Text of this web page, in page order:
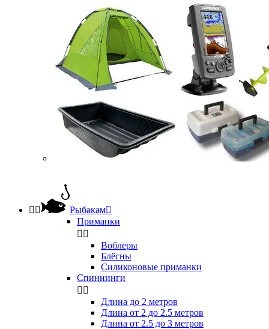
  Рыбакам
Приманки
 
Воблеры
Блёсны
Силиконовые приманки
Спиннинги
 
Длина до 2 метров
Длина от 2 до 2.5 метров
Длина от 2.5 до 3 метров